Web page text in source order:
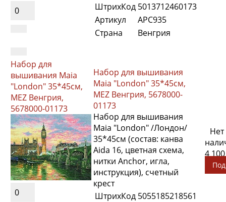
0
ШтрихКод 5013712460173
Артикул
APC935
Страна
Венгрия
Набор для
вышивания Maia
"London" 35*45см,
MEZ Венгрия,
5678000-01173
0
Набор для вышивания
Maia "London" 35*45см,
MEZ Венгрия, 5678000-
01173
Набор для вышивания
Maia "London" /Лондон/
35*45см (состав: канва
Aida 16, цветная схема,
нитки Anchor, игла,
инструкция), счетный
крест
ШтрихКод 5055185218561
Нет
4